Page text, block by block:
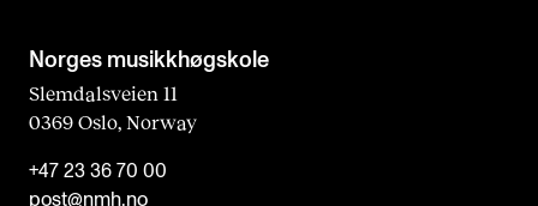
Norges musikk­høgskole
Slemdalsveien 11
0369 Oslo, Norway
+47 23 36 70 00
post@nmh.no